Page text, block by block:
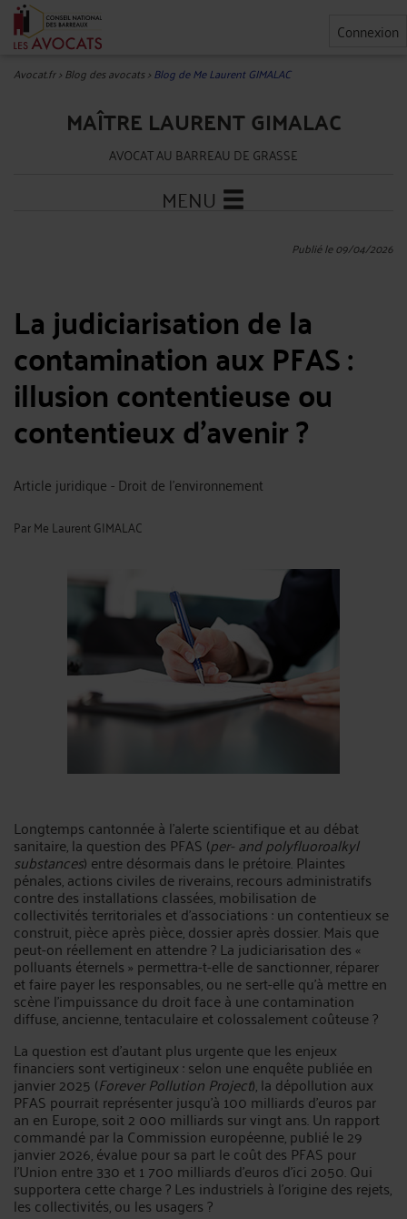
Connexion
Avocat.fr>Blog des avocats>Blog de Me Laurent GIMALAC
MAÎTRE LAURENT GIMALAC
AVOCAT AU BARREAU DE GRASSE
MENU
Publié le 09/04/2026
La judiciarisation de la
contamination aux PFAS :
illusion contentieuse ou
contentieux d'avenir ?
Article juridique - Droit de l'environnement
ParMe Laurent GIMALAC
Longtemps cantonnée à l'alerte scientifique et au débat
sanitaire, la question des PFAS (per- and polyfluoroalkyl
substances) entre désormais dans le prétoire. Plaintes
pénales, actions civiles de riverains, recours administratifs
contre des installations classées, mobilisation de
collectivités territoriales et d'associations : un contentieux se
construit, pièce après pièce, dossier après dossier. Mais que
peut-on réellement en attendre ? La judiciarisation des «
polluants éternels » permettra-t-elle de sanctionner, réparer
et faire payer les responsables, ou ne sert-elle qu'à mettre en
scène l'impuissance du droit face à une contamination
diffuse, ancienne, tentaculaire et colossalement coûteuse ?
La question est d'autant plus urgente que les enjeux
financiers sont vertigineux : selon une enquête publiée en
janvier 2025 (Forever Pollution Project), la dépollution aux
PFAS pourrait représenter jusqu'à 100 milliards d'euros par
an en Europe, soit 2 000 milliards sur vingt ans. Un rapport
commandé par la Commission européenne, publié le 29
janvier 2026, évalue pour sa part le coût des PFAS pour
l'Union entre 330 et 1 700 milliards d'euros d'ici 2050. Qui
supportera cette charge ? Les industriels à l'origine des rejets,
les collectivités, ou les usagers ?